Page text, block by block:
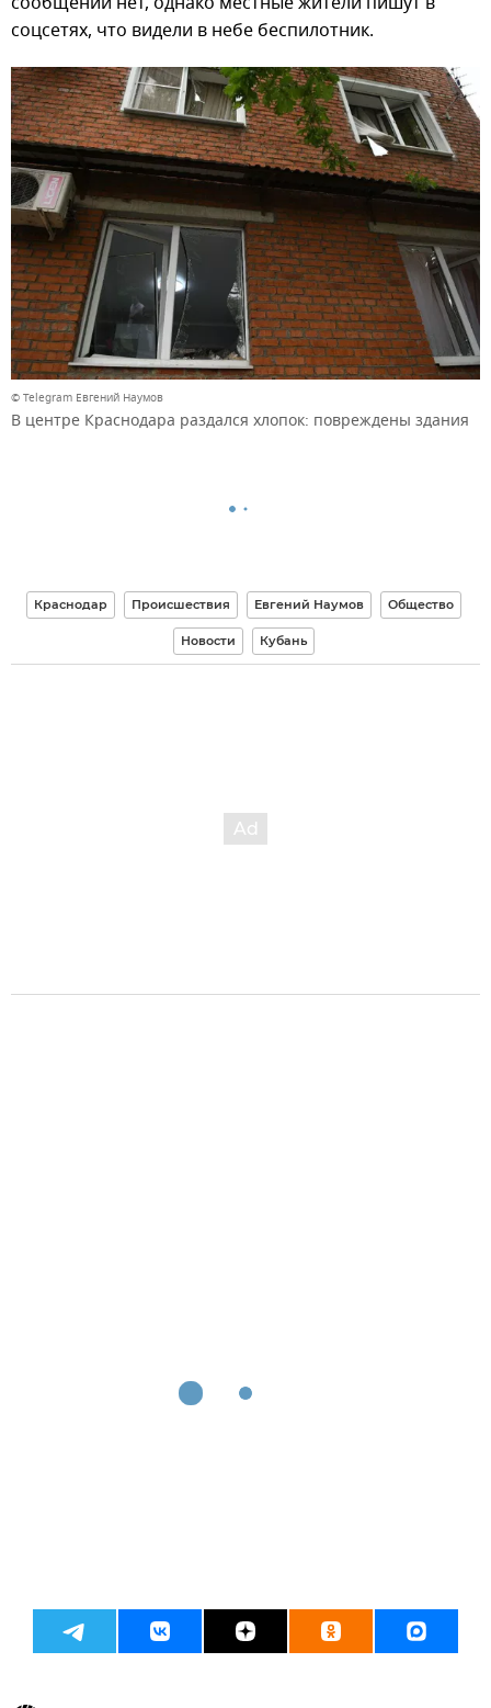
соцсетях, что видели в небе беспилотник.
© Telegram Евгений Наумов
В центре Краснодара раздался хлопок: повреждены здания
Краснодар Происшествия Евгений Наумов Общество
Новости Кубань